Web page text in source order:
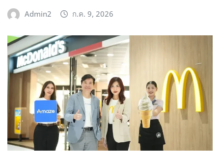
Admin2 ก.ค. 9, 2026